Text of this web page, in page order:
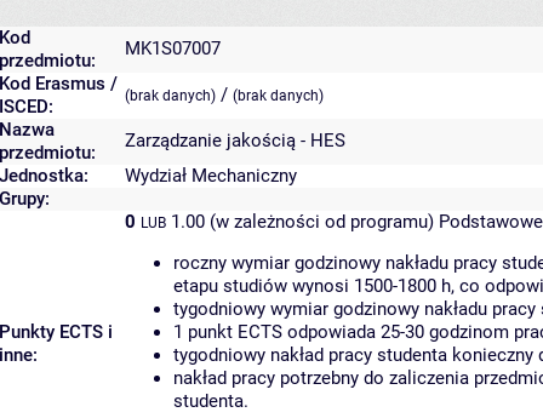
Kod
przedmiotu:
MK1S07007
Kod Erasmus /
ISCED:
(brak danych) / (brak danych)
Nazwa
przedmiotu:
Zarządzanie jakością - HES
Jednostka:
Wydział Mechaniczny
Grupy:
Punkty ECTS i
inne:
0 LUB 1.00 (w zależności od programu)
roczny wymiar godzinowy nakładu pracy
etapu studiów wynosi 1500-1800 h, co
tygodniowy wymiar godzinowy nakładu
1 punkt ECTS odpowiada 25-30 godzinom
tygodniowy nakład pracy studenta
nakład pracy potrzebny do zaliczenia
studenta.